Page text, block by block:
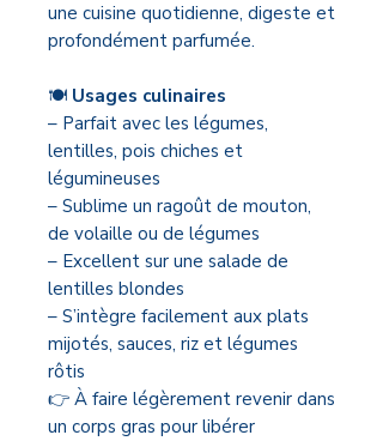
une cuisine quotidienne, digeste et
profondément parfumée.
🍽️ Usages culinaires
– Parfait avec les légumes,
lentilles, pois chiches et
légumineuses
– Sublime un ragoût de mouton,
de volaille ou de légumes
– Excellent sur une salade de
lentilles blondes
– S’intègre facilement aux plats
mijotés, sauces, riz et légumes
rôtis
👉 À faire légèrement revenir dans
un corps gras pour libérer